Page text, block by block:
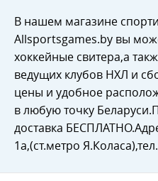
В нашем магазине
Allsportsgames.by вы
хоккейные свитера,а
ведущих клубов НХЛ и
цены и удобное
в любую точку
доставка
1а,(ст.метро